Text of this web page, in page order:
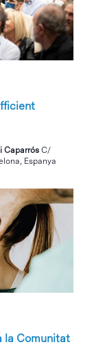
CaparrósC/
Espanya
la Comunitat